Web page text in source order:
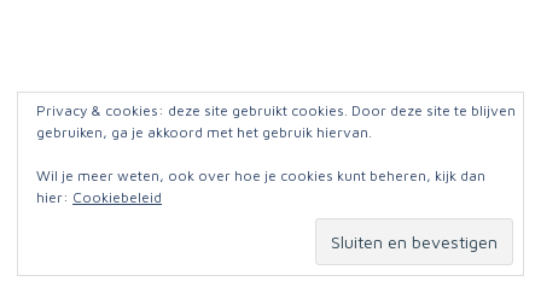
Privacy & cookies: deze site gebruikt cookies. Door deze site te blijven
gebruiken, ga je akkoord met het gebruik hiervan.
Wil je meer weten, ook over hoe je cookies kunt beheren, kijk dan
hier: Cookiebeleid